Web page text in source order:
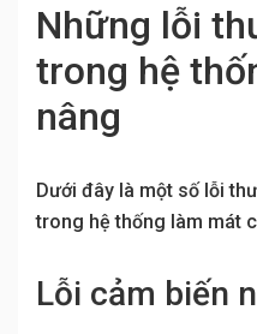
Những lỗi
trong hệ
nâng
Dưới đây là một số lỗi
trong hệ thống làm mát
Lỗi cảm biến